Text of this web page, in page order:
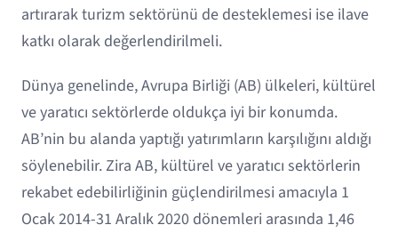
artırarak turizm sektörünü de desteklemesi ise ilave
katkı olarak değerlendirilmeli.
Dünya genelinde, Avrupa Birliği (AB) ülkeleri, kültürel
ve yaratıcı sektörlerde oldukça iyi bir konumda.
AB’nin bu alanda yaptığı yatırımların karşılığını aldığı
söylenebilir. Zira AB, kültürel ve yaratıcı sektörlerin
rekabet edebilirliğinin güçlendirilmesi amacıyla 1
Ocak 2014-31 Aralık 2020 dönemleri arasında 1,46